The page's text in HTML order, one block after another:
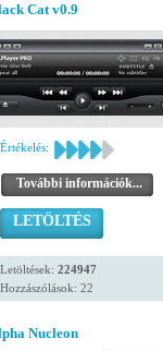
Cat v0.9
Értékelés:
További információk...
LETÖLTÉS
Letöltések: 224947
Hozzászólások: 22
Nucleon